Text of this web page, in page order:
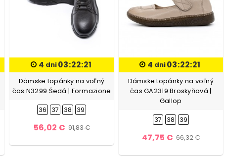
4 dni03:22:20
Dámske topánky na voľný
čas N3299 Šedá | Formazione
36 37 38 39
56,02 € 91,83 €
4 dni 03:22:20
Dámske topánky na voľný
čas GA2319 Broskyňová |
Gallop
37 38 39
47,75 € 66,32 €